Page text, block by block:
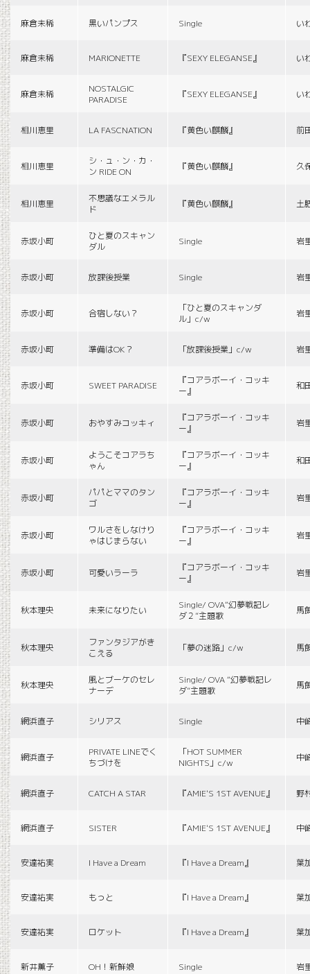
麻倉未稀 黒いパンプス Single い
麻倉未稀 MARIONETTE 『SEXY ELEGANSE』 い
麻倉未稀
NOSTALGIC
PARADISE
『SEXY ELEGANSE』 い
相川恵里 LA FASCNATION 『黄色い麒麟』 前
相川恵里
シ・ュ・ン・カ・
ン RIDE ON
『黄色い麒麟』 久
相川恵里
不思議なエメラル
ド
『黄色い麒麟』 土
赤坂小町
ひと夏のスキャン
ダル
Single 岩
赤坂小町 放課後授業 Single 岩
赤坂小町 合宿しない？
「ひと夏のスキャンダ
ル」c/w
岩
赤坂小町 準備はOK？ 「放課後授業」c/w 岩
赤坂小町 SWEET PARADISE
『コアラボーイ・コッキ
ー』
和
赤坂小町 おやすみコッキィ
『コアラボーイ・コッキ
ー』
岩
赤坂小町
ようこそコアラち
ゃん
『コアラボーイ・コッキ
ー』
和
赤坂小町
パパとママのタン
ゴ
『コアラボーイ・コッキ
ー』
岩
赤坂小町
ワルさをしなけり
ゃはじまらない
『コアラボーイ・コッキ
ー』
岩
赤坂小町 可愛いラーラ
『コアラボーイ・コッキ
ー』
岩
秋本理央 未来になりたい
Single/ OVA“幻夢戦記レ
ダ２”主題歌
馬
秋本理央
ファンタジアがき
こえる
「夢の迷路」c/w 馬
秋本理央
風とブーケのセレ
ナーデ
Single/ OVA “幻夢戦記レ
ダ”主題歌
馬
網浜直子 シリアス Single 中
網浜直子
PRIVATE LINEでく
ちづけを
「HOT SUMMER
NIGHTS」c/w
中
網浜直子 CATCH A STAR 『AMIE'S 1ST AVENUE』 野
網浜直子 SISTER 『AMIE'S 1ST AVENUE』 中
安達祐実 I Have a Dream 『I Have a Dream』 葉
安達祐実 もっと 『I Have a Dream』 葉
安達祐実 ロケット 『I Have a Dream』 葉
新井薫子 OH！新鮮娘 Single 岩